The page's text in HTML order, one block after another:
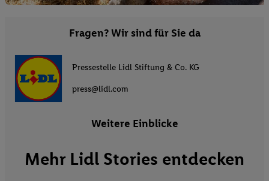
Fragen? Wir sind für Sie da
Pressestelle Lidl Stiftung & Co. KG
press@lidl.com
Weitere Einblicke
Mehr Lidl Stories entdecken